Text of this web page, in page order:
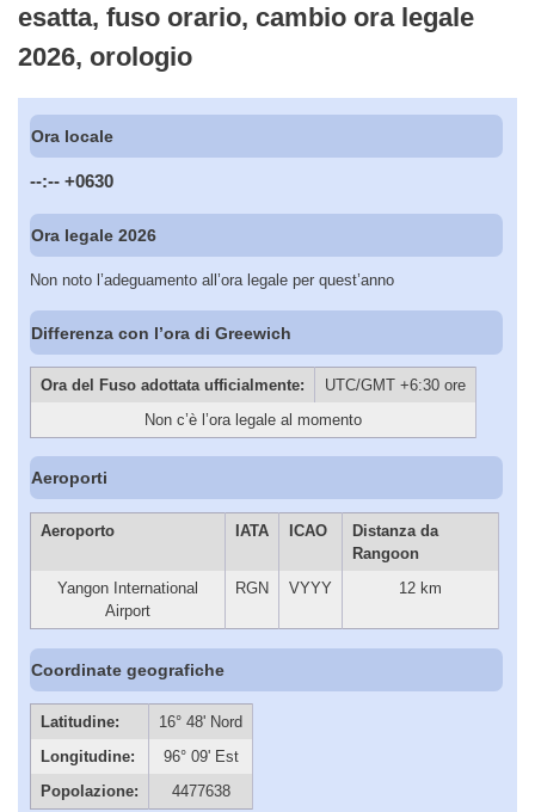
esatta, fuso orario, cambio ora legale
2026, orologio
Ora locale
--:-- +0630
Ora legale 2026
Non noto l’adeguamento all’ora legale per quest’anno
Differenza con l’ora di Greewich
Ora del Fuso adottata ufficialmente:
UTC/GMT +6:30 ore
Non c’è l’ora legale al momento
Aeroporti
Aeroporto IATA ICAO
Distanza da
Rangoon
Yangon International
Airport
RGN VYYY 12 km
Coordinate geografiche
Latitudine:
16° 48' Nord
Longitudine:
96° 09' Est
Popolazione:
4477638